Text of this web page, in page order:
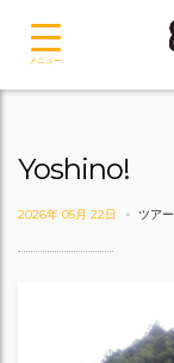
Yoshino!
2026年 05月 22日 ツアー
メニュー